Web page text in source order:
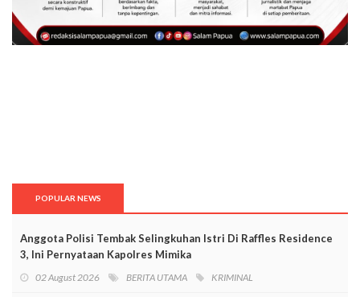
POPULAR NEWS
Anggota Polisi Tembak Selingkuhan Istri Di Raffles Residence
3, Ini Pernyataan Kapolres Mimika
02 August 2026 BERITA UTAMA KRIMINAL